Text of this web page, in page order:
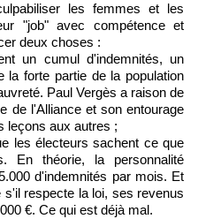
les femmes et les
"job" avec compétence et
deux choses :
un cumul d'indemnités, un
la forte partie de la population
Paul Vergès a raison de
de l'Alliance et son entourage
leçons aux autres ;
les électeurs sachent ce que
En théorie, la personnalité
d'indemnités par mois. Et
respecte la loi, ses revenus
€. Ce qui est déjà mal.